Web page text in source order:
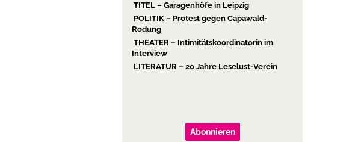
TITEL – Garagenhöfe in Leipzig
POLITIK – Protest gegen Capawald-
Rodung
THEATER – Intimitätskoordinatorin im
Interview
LITERATUR – 20 Jahre Leselust-Verein
Abonnieren